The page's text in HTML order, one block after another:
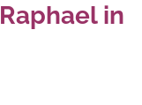
in